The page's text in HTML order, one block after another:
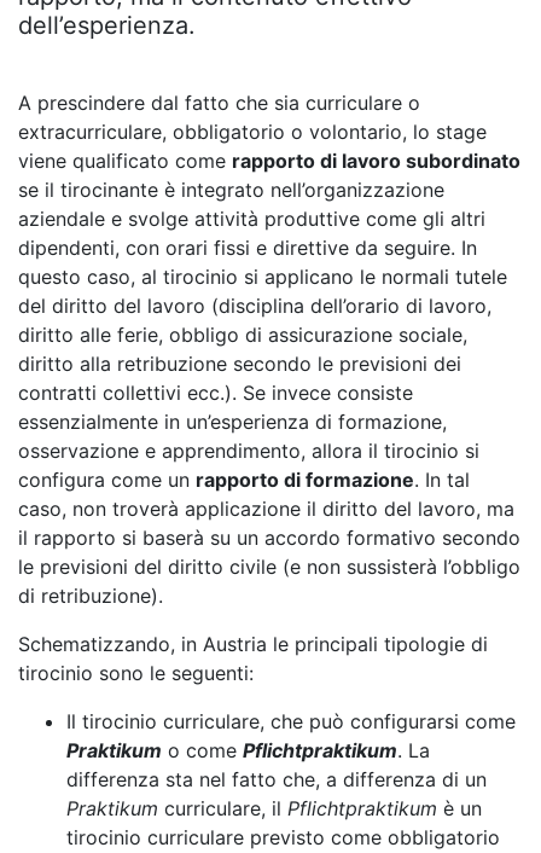
dell’esperienza.
A prescindere dal fatto che sia curriculare o
extracurriculare, obbligatorio o volontario, lo stage
viene qualificato come rapporto di lavoro subordinato
se il tirocinante è integrato nell’organizzazione
aziendale e svolge attività produttive come gli altri
dipendenti, con orari fissi e direttive da seguire. In
questo caso, al tirocinio si applicano le normali tutele
del diritto del lavoro (disciplina dell’orario di lavoro,
diritto alle ferie, obbligo di assicurazione sociale,
diritto alla retribuzione secondo le previsioni dei
contratti collettivi ecc.). Se invece consiste
essenzialmente in un’esperienza di formazione,
osservazione e apprendimento, allora il tirocinio si
configura come un rapporto di formazione. In tal
caso, non troverà applicazione il diritto del lavoro, ma
il rapporto si baserà su un accordo formativo secondo
le previsioni del diritto civile (e non sussisterà l’obbligo
di retribuzione).
Schematizzando, in Austria le principali tipologie di
tirocinio sono le seguenti:
Il tirocinio curriculare, che può configurarsi come
Praktikum o come Pflichtpraktikum. La
differenza sta nel fatto che, a differenza di un
Praktikum curriculare, il Pflichtpraktikum è un
tirocinio curriculare previsto come obbligatorio